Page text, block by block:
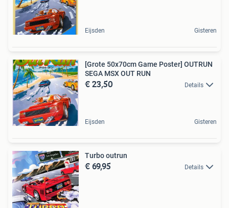
Eijsden Gisteren
[Grote 50x70cm Game Poster] OUTRUN
SEGA MSX OUT RUN
€ 23,50 Details
Eijsden Gisteren
Turbo outrun
€ 69,95 Details